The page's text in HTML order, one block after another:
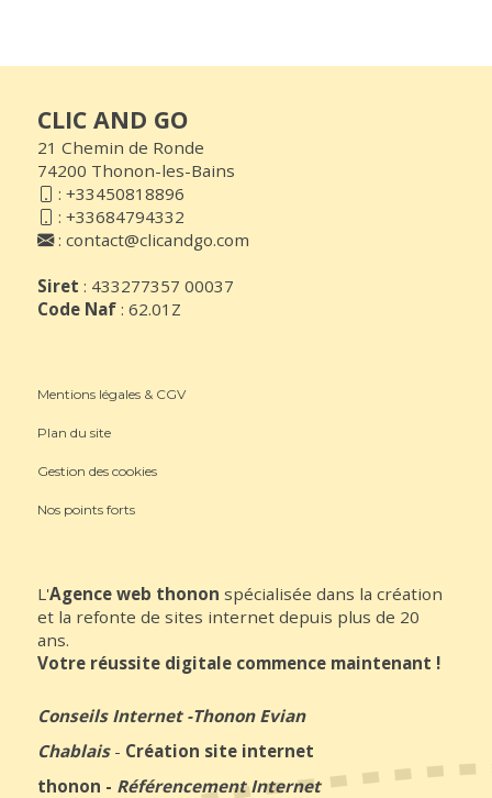
CLIC AND GO
21 Chemin de Ronde
74200 Thonon-les-Bains
: +33450818896
: +33684794332
: contact@clicandgo.com
Siret : 433277357 00037
Code Naf : 62.01Z
Mentions légales & CGV
Plan du site
Gestion des cookies
Nos points forts
L'Agence web thonon spécialisée dans la création
et la refonte de sites internet depuis plus de 20
ans.
Votre réussite digitale commence maintenant !
Conseils Internet-Thonon Evian
Chablais- Création site internet
thonon - Référencement Internet